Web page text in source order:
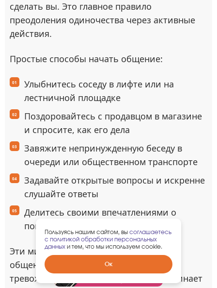
сделать вы. Это главное правило
преодоления одиночества через активные
действия.
Простые способы начать общение:
Улыбнитесь соседу в лифте или на
лестничной площадке
Поздоровайтесь с продавцом в магазине
и спросите, как его дела
Завяжите непринужденную беседу в
очереди или общественном транспорте
Задавайте открытые вопросы и искренне
слушайте ответы
Делитесь своими впечатлениями о
погоде, событиях в районе
Эти микроконтакты тренируют навык
общения и снижают социальную
тревожность. Человек постепенно начинает
Забрать
гарантированный
Пользуясь нашим сайтом, вы соглашаетесь
с политикой обработки персональных
данных и тем, что мы используем cookie.
Ок